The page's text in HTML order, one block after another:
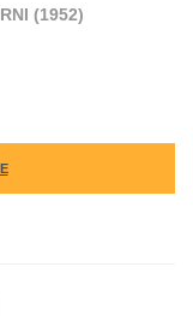
(1952)